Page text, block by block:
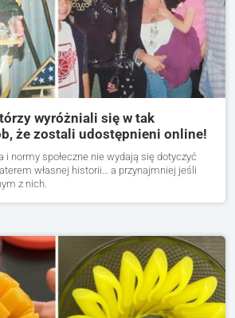
wyróżniali się w tak
że zostali udostępnieni online!
i normy społeczne nie wydają się dotyczyć
własnej historii… a przynajmniej jeśli
z nich.